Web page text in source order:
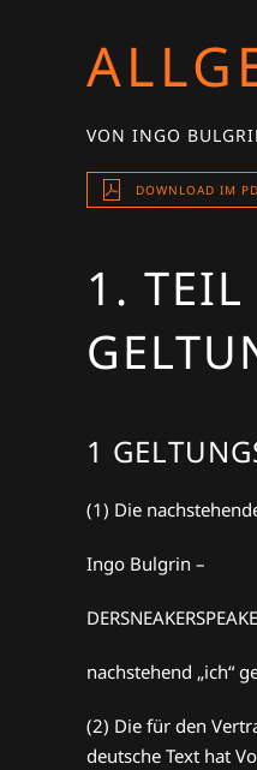
VON INGO
DOWNLOAD IM
1. TEIL
1
(1) Die
Ingo Bulgrin –
nachstehend „ich“
(2) Die für den
deutsche Text hat